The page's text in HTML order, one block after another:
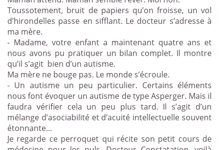
Toussotement, bruit de papiers qu’on froisse, un vol
d’hirondelles passe en sifflant. Le docteur s’adresse à
ma mère.
- Madame, votre enfant a maintenant quatre ans et
nous avons pu pratiquer un bilan complet. Il montre
qu’il s’agit bien d’un autisme.
Ma mère ne bouge pas. Le monde s’écroule.
- Un autisme un peu particulier. Certains éléments
nous font évoquer un autisme de type Asperger. Mais il
faudra vérifier cela un peu plus tard. Il s’agit d’un
mélange d’asociabilité et d’acuité intellectuelle souvent
étonnante…
Je regarde ce perroquet qui récite son petit cours de